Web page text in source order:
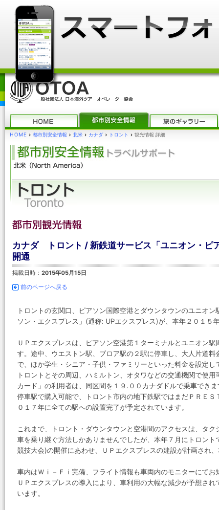
HOME › 都市別安全情報 › 北米 › カナダ › トロント › 観光情報 詳細
カナダ トロント / 新鉄道サービス「ユニオン・ピ
開通
掲載日時： 2015年05月15日
前のページへ戻る
トロントの玄関口、ピアソン国際空港とダウンタウンのユニオ
ソン・エクスプレス」(通称: UPエクスプレス)が、本年２０１５
ＵＰエクスプレスは、ピアソン空港第１ターミナルとユニオン
す。途中、ウエストン駅、ブロア駅の２駅に停車し、大人片道
で、ほか学生・シニア・子供・ファミリーといった料金を設定し
トロントとその周辺、ハミルトン、オタワなどの交通機関で使
カード」の利用者は、同区間を１９.００カナダドルで乗車でき
停車駅で購入可能で、トロント市内の地下鉄駅ではまだＰＲＥ
０１７年に全ての駅への設置完了が予定されています。
これまで、トロント・ダウンタウンと空港間のアクセスは、タ
車を乗り継ぐ方法しかありませんでしたが、本年７月にトロン
競技大会)の開催にあわせ、ＵＰエクスプレスの建設が計画され
車内はＷｉ－Ｆｉ完備、フライト情報も車両内のモニターにてお
ＵＰエクスプレスの導入により、車利用の大幅な減少が予想さ
います。